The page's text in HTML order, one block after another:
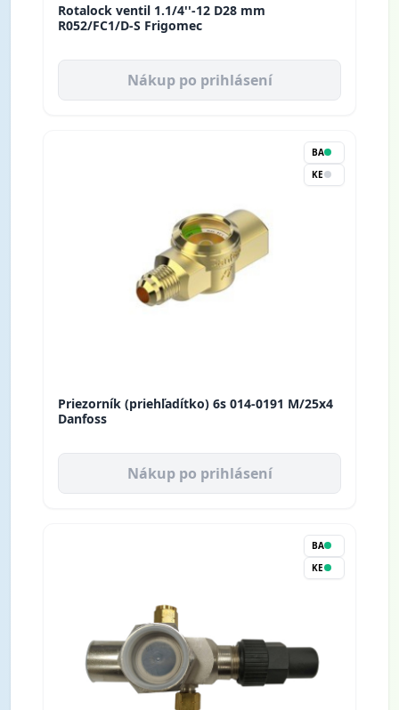
Rotalock ventil 1.1/4''-12 D28 mm
R052/FC1/D-S Frigomec
Nákup po prihlásení
BA
KE
Priezorník (priehľadítko) 6s 014-0191 M/25x4
Danfoss
Nákup po prihlásení
BA
KE